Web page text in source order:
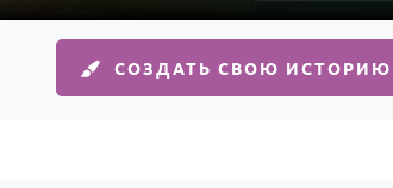
СОЗДАТЬ СВОЮ ИСТОРИЮ